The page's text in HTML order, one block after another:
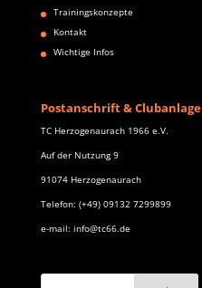
Trainingskonzepte
Kontakt
Wichtige Infos
Postanschrift & Clubanlage
TC Herzogenaurach 1966 e.V.
Auf der Nutzung 9
91074 Herzogenaurach
Telefon: (+49) 09132 7299899
e-mail: info@tc66.de